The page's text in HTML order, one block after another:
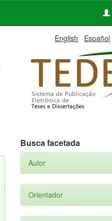
English Español
Busca facetada
Autor
Orientador